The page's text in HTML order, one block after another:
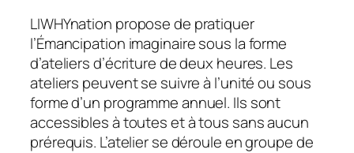
LIWHYnation propose de pratiquer
l’Émancipation imaginaire sous la forme
d’ateliers d’écriture de deux heures. Les
ateliers peuvent se suivre à l’unité ou sous
forme d’un programme annuel. Ils sont
accessibles à toutes et à tous sans aucun
prérequis. L’atelier se déroule en groupe de